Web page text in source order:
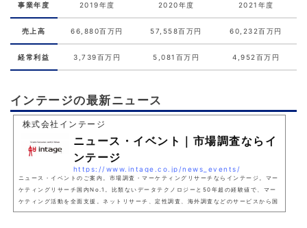
事業年度 2019年度 2020年度 2021年度
売上高 66,880百万円 57,558百万円 60,232百万円
経常利益 3,739百万円 5,081百万円 4,952百万円
インテージの最新ニュース
株式会社インテージ
ニュース・イベント｜市場調査ならイ
ンテージ
https://www.intage.co.jp/news_events/
ニュース・イベントのご案内。市場調査・マーケティングリサーチならインテージ。マー
ケティングリサーチ国内No.1。比類ないデータテクノロジーと50年超の経験値で、マー
ケティング活動を全面支援。ネットリサーチ、定性調査、海外調査などのサービスから国
内最大級の生活者行動ログ、最新のデータ解析技術までを駆使した総合的なソリューショ